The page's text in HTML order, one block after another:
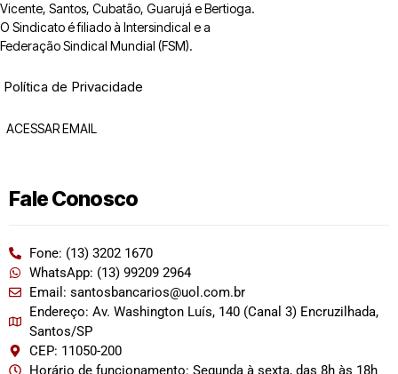
Vicente, Santos, Cubatão, Guarujá e Bertioga.
O Sindicato é filiado à Intersindical e a
Federação Sindical Mundial (FSM).
Política de Privacidade
ACESSAR EMAIL
Fale Conosco
Fone: (13) 3202 1670
WhatsApp: (13) 99209 2964
Email: santosbancarios@uol.com.br
Endereço: Av. Washington Luís, 140 (Canal 3) Encruzilhada,
Santos/SP
CEP: 11050-200